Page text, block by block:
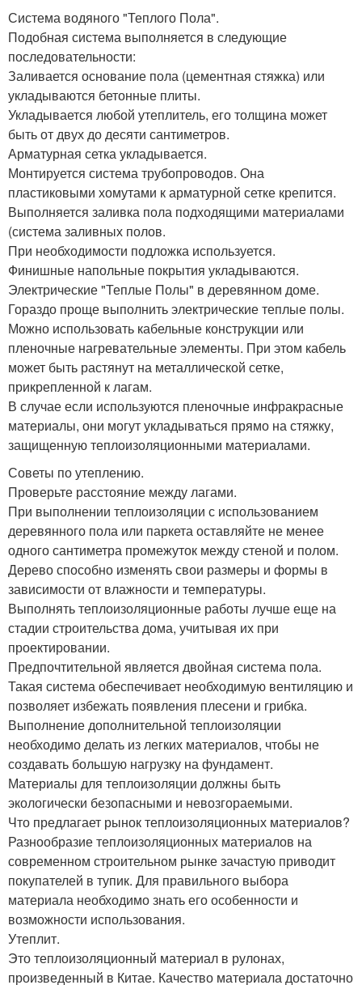
Система водяного "Теплого Пола".
Подобная система выполняется в следующие
последовательности:
Заливается основание пола (цементная стяжка) или
укладываются бетонные плиты.
Укладывается любой утеплитель, его толщина может
быть от двух до десяти сантиметров.
Арматурная сетка укладывается.
Монтируется система трубопроводов. Она
пластиковыми хомутами к арматурной сетке крепится.
Выполняется заливка пола подходящими материалами
(система заливных полов.
При необходимости подложка используется.
Финишные напольные покрытия укладываются.
Электрические "Теплые Полы" в деревянном доме.
Гораздо проще выполнить электрические теплые полы.
Можно использовать кабельные конструкции или
пленочные нагревательные элементы. При этом кабель
может быть растянут на металлической сетке,
прикрепленной к лагам.
В случае если используются пленочные инфракрасные
материалы, они могут укладываться прямо на стяжку,
защищенную теплоизоляционными материалами.
Советы по утеплению.
Проверьте расстояние между лагами.
При выполнении теплоизоляции с использованием
деревянного пола или паркета оставляйте не менее
одного сантиметра промежуток между стеной и полом.
Дерево способно изменять свои размеры и формы в
зависимости от влажности и температуры.
Выполнять теплоизоляционные работы лучше еще на
стадии строительства дома, учитывая их при
проектировании.
Предпочтительной является двойная система пола.
Такая система обеспечивает необходимую вентиляцию и
позволяет избежать появления плесени и грибка.
Выполнение дополнительной теплоизоляции
необходимо делать из легких материалов, чтобы не
создавать большую нагрузку на фундамент.
Материалы для теплоизоляции должны быть
экологически безопасными и невозгораемыми.
Что предлагает рынок теплоизоляционных материалов?
Разнообразие теплоизоляционных материалов на
современном строительном рынке зачастую приводит
покупателей в тупик. Для правильного выбора
материала необходимо знать его особенности и
возможности использования.
Утеплит.
Это теплоизоляционный материал в рулонах,
произведенный в Китае. Качество материала достаточно